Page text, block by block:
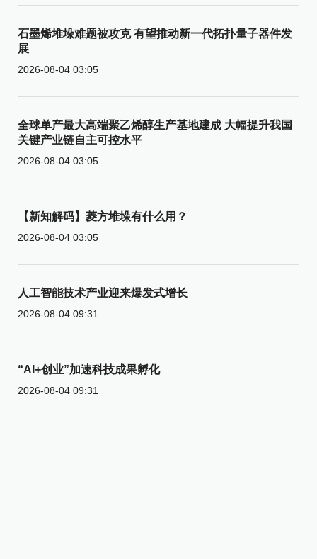
石墨烯堆垛难题被攻克 有望推动新一代拓扑量子器件发
展
2026-08-04 03:05
全球单产最大高端聚乙烯醇生产基地建成 大幅提升我国
关键产业链自主可控水平
2026-08-04 03:05
【新知解码】菱方堆垛有什么用？
2026-08-04 03:05
人工智能技术产业迎来爆发式增长
2026-08-04 09:31
“AI+创业”加速科技成果孵化
2026-08-04 09:31